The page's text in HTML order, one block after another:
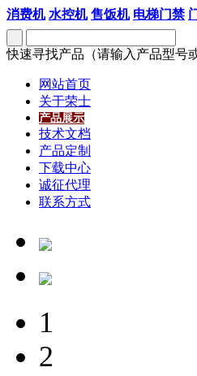
消费机 水控机 售饭机 电梯门禁
快速寻找产品（请输入产品型号
网站首页
关于荣士
产品展示
技术文档
产品定制
下载中心
诚征代理
联系方式
1
2